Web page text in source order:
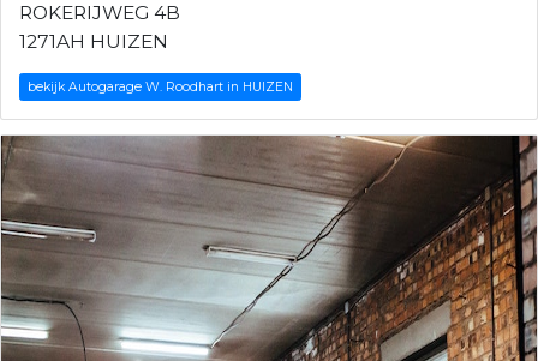
ROKERIJWEG 4B
1271AH HUIZEN
bekijk Autogarage W. Roodhart in HUIZEN